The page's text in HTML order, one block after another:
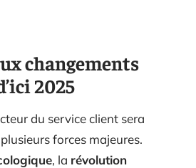
changements
2025
du service client sera
forces majeures.
, la révolution